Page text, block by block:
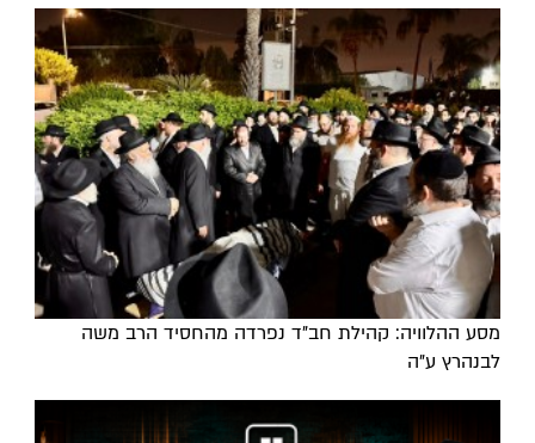
מסע ההלוויה: קהילת חב"ד נפרדה מהחסיד הרב משה
לבנהרץ ע"ה